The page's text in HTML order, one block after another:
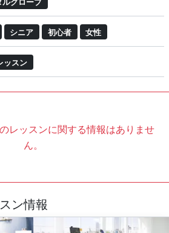
シニア 初心者 女性
ッスン
レッスンに関する情報はありませ
ん。
ン情報